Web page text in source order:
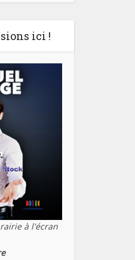
ici !
à l'écran